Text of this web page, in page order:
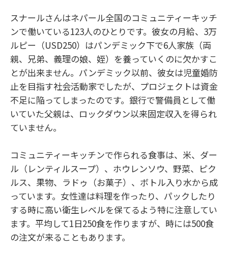
スナールさんはネパール全国のコミュニティーキッチ
ンで働いている123人のひとりです。彼女の月給、3万
ルピー（USD250）はパンデミック下で6人家族（両
親、兄弟、義理の娘、姪）を養っていくのに欠かすこ
とが出来ません。パンデミック以前、彼女は児童婚防
止を目指す社会活動家でしたが、プロジェクトは資金
不足に陥ってしまったのです。銀行で警備員として働
いていた父親は、ロックダウン以来固定収入を得られ
ていません。
コミュニティーキッチンで作られる食事は、米、ダー
ル（レンティルスープ）、ホウレンソウ、野菜、ピク
ルス、果物、ラドゥ（お菓子）、ボトル入り水から成
っています。女性達は料理を作ったり、パックしたり
する時に高い衛生レベルを保てるよう特に注意してい
ます。平均して1日250食を作りますが、時には500食
の注文が来ることもあります。